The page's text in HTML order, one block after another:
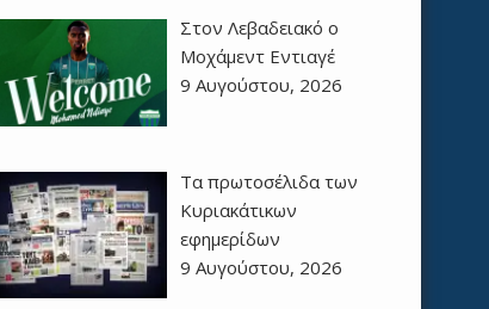
Στον Λεβαδειακό ο
Μοχάμεντ Εντιαγέ
9 Αυγούστου, 2026
Τα πρωτοσέλιδα των
Kυριακάτικων
εφημερίδων
9 Αυγούστου, 2026